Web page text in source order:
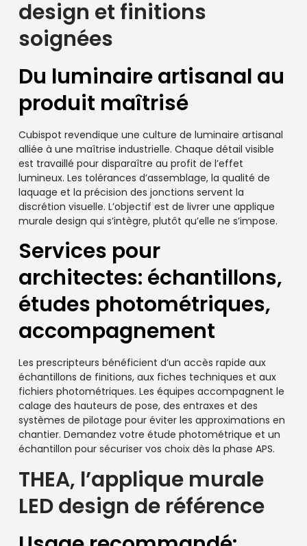
design et finitions
soignées
Du luminaire artisanal au
produit maîtrisé
Cubispot revendique une culture de luminaire artisanal
alliée à une maîtrise industrielle. Chaque détail visible
est travaillé pour disparaître au profit de l’effet
lumineux. Les tolérances d’assemblage, la qualité de
laquage et la précision des jonctions servent la
discrétion visuelle. L’objectif est de livrer une applique
murale design qui s’intègre, plutôt qu’elle ne s’impose.
Services pour
architectes: échantillons,
études photométriques,
accompagnement
Les prescripteurs bénéficient d’un accès rapide aux
échantillons de finitions, aux fiches techniques et aux
fichiers photométriques. Les équipes accompagnent le
calage des hauteurs de pose, des entraxes et des
systèmes de pilotage pour éviter les approximations en
chantier. Demandez votre étude photométrique et un
échantillon pour sécuriser vos choix dès la phase APS.
THEA, l’applique murale
LED design de référence